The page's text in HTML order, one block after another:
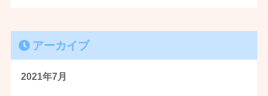
アーカイブ
2021年7月